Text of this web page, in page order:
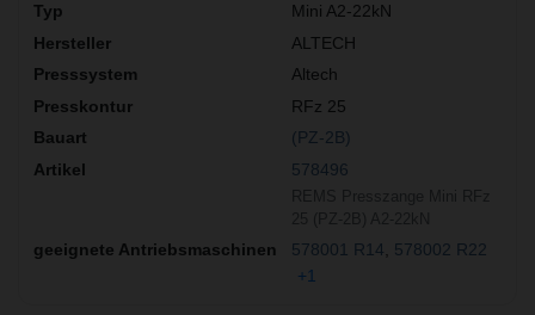
Mini A2-22kN
ALTECH
Altech
RFz 25
(PZ-2B)
578496
578001 R14
578002 R22
+1